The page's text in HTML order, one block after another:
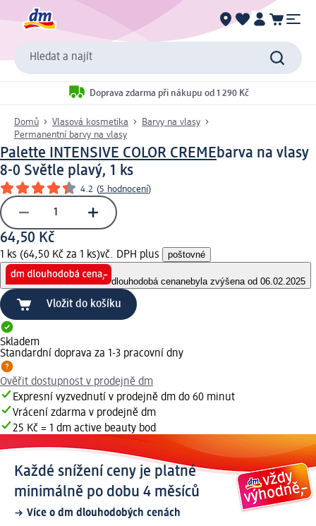
Hledat a najít
Doprava zdarma při nákupu od 1 290 Kč
Domů Vlasová kosmetika
Barvy na vlasy
Permanentní barvy na vlasy
Palette INTENSIVE COLOR CREMEbarva na vlasy
8-0 Světle plavý, 1 ks
4.2 (5 hodnocení)
64,50 Kč
1 ks (64,50 Kč za 1 ks)vč. DPH plus poštovné
dlouhodobá cenanebyla zvýšena od 06.02.2025
Vložit do košíku
Skladem
Standardní doprava za 1-3 pracovní dny
Ověřit dostupnost v prodejně dm
Expresní vyzvednutí v prodejně dm do 60 minut
Vrácení zdarma v prodejně dm
25 Kč = 1 dm active beauty bod
Každé snížení ceny je platné
minimálně po dobu 4 měsíců
Více o dm dlouhodobých cenách